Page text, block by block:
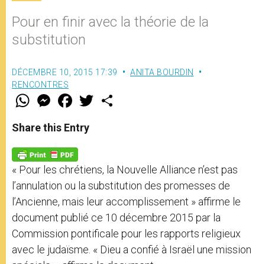
Pour en finir avec la théorie de la
substitution
DÉCEMBRE 10, 2015 17:39
ANITA BOURDIN
RENCONTRES
W
t
s
p
p
M
e
s
e
g
e
r
F
a
e
b
o
k
w
Share this Entry
« Pour les chrétiens, la Nouvelle Alliance n’est pas
l’annulation ou la substitution des promesses de
l’Ancienne, mais leur accomplissement » affirme le
document publié ce 10 décembre 2015 par la
Commission pontificale pour les rapports religieux
avec le judaïsme. « Dieu a confié à Israël une mission